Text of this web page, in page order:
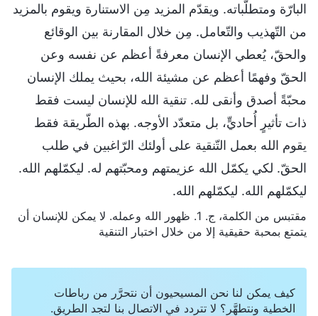
البارّة ومتطلّباته. ويقدّم المزيد مِن الاستنارة ويقوم بالمزيد
من التّهذيب والتّعامل. مِن خلال المقارنة بين الوقائع
والحقّ، يُعطي الإنسان معرفةً أعظم عن نفسه وعن
الحقّ وفهمًا أعظم عن مشيئة الله، بحيث يملك الإنسان
محبّةً أصدق وأنقى لله. تنقية الله للإنسان ليست فقط
ذات تأثيرٍ أُحاديٍّ، بل متعدّد الأوجه. بهذه الطّريقة فقط
يقوم الله بعمل التّنقية على أولئك الرّاغبين في طلب
الحقّ. لكي يكمّل الله عزيمتهم ومحبّتهم له. ليكمّلهم الله.
ليكمّلهم الله. ليكمّلهم الله.
مقتبس من الكلمة، ج. 1. ظهور الله وعمله. لا يمكن للإنسان أن
يتمتع بمحبة حقيقية إلا من خلال اختبار التنقية
كيف يمكن لنا نحن المسيحيون أن نتحرَّر من رباطات
الخطية ونتطهَّر؟ لا تتردد في الاتصال بنا لتجد الطريق.